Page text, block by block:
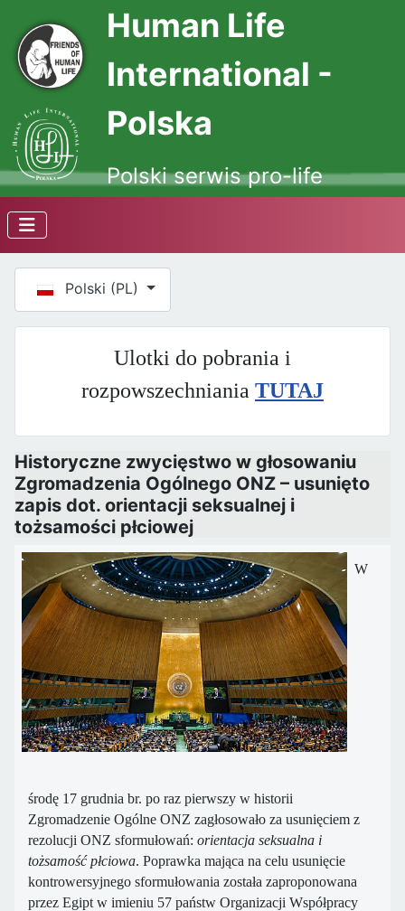
Human Life
International -
Polska
Polski serwis pro-life
Wybierz swój język
Polski (PL)
Ulotki do pobrania i
rozpowszechniania TUTAJ
Historyczne zwycięstwo w głosowaniu
Zgromadzenia Ogólnego ONZ – usunięto
zapis dot. orientacji seksualnej i
tożsamości płciowej
W
środę 17 grudnia br. po raz pierwszy w historii
Zgromadzenie Ogólne ONZ zagłosowało za usunięciem z
rezolucji ONZ sformułowań: orientacja seksualna i
tożsamość płciowa. Poprawka mająca na celu usunięcie
kontrowersyjnego sformułowania została zaproponowana
przez Egipt w imieniu 57 państw Organizacji Współpracy